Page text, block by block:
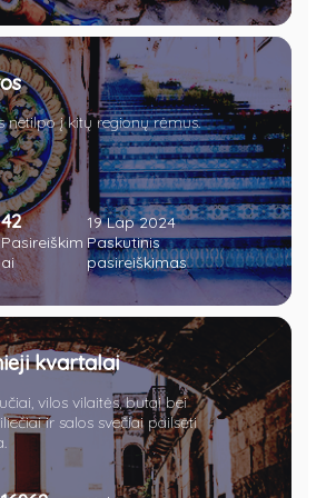
netilpo į kitų regionų rėmus.
42
Pasireiškim
ai
19 Lap 2024
Paskutinis
pasireiškimas
kvartalai
vilos vilaitės, butai bei
ir salos svečiai pailsėti